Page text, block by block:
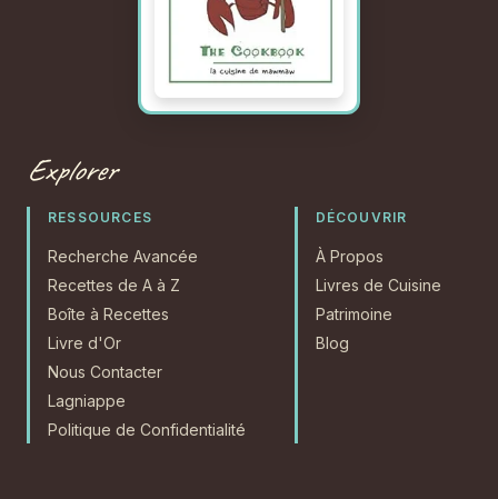
Explorer
RESSOURCES
Recherche Avancée
Recettes de A à Z
Boîte à Recettes
Livre d'Or
Nous Contacter
Lagniappe
Politique de Confidentialité
DÉCOUVRIR
À Propos
Livres de Cuisine
Patrimoine
Blog